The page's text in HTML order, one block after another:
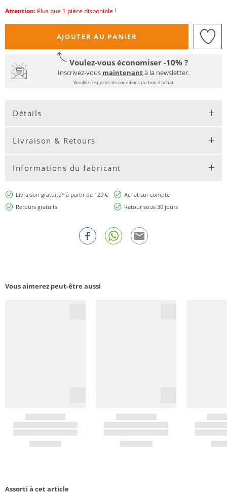
Attention: Plus que 1 pièce disponible !
AJOUTER AU PANIER
Voulez-vous économiser -10% ?
Inscrivez-vous maintenantà la newsletter.
Veuillez respecter les conditions du bon d'achat.
Détails
Livraison & Retours
Informations du fabricant
Livraison gratuite* à partir de 129 €
Achat sur compte
Retours gratuits
Retour sous 30 jours
Vous aimerez peut-être aussi
Assorti à cet article